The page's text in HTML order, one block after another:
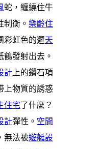
蛇，纏繞住牛
制衡。 樂齡住
彩虹色的邏天
發射出去。
計 上的鑽石項
上物質的誘惑
住宅了什麼？
計彈性。 空間
無法被遊艇設